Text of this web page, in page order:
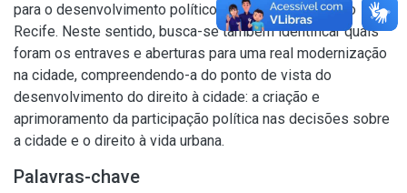
para o desenvolvimento político e social da cidade do
Recife. Neste sentido, busca-se também identificar quais
foram os entraves e aberturas para uma real modernização
na cidade, compreendendo-a do ponto de vista do
desenvolvimento do direito à cidade: a criação e
aprimoramento da participação política nas decisões sobre
a cidade e o direito à vida urbana.
Palavras-chave